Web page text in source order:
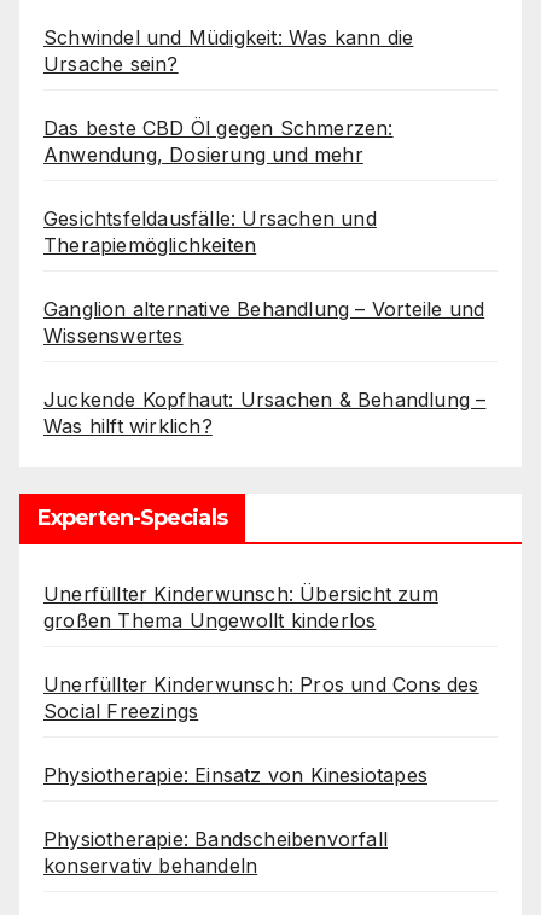
Schwindel und Müdigkeit: Was kann die
Ursache sein?
Das beste CBD Öl gegen Schmerzen:
Anwendung, Dosierung und mehr
Gesichtsfeldausfälle: Ursachen und
Therapiemöglichkeiten
Ganglion alternative Behandlung – Vorteile und
Wissenswertes
Juckende Kopfhaut: Ursachen & Behandlung –
Was hilft wirklich?
Experten-Specials
Unerfüllter Kinderwunsch: Übersicht zum
großen Thema Ungewollt kinderlos
Unerfüllter Kinderwunsch: Pros und Cons des
Social Freezings
Physiotherapie: Einsatz von Kinesiotapes
Physiotherapie: Bandscheibenvorfall
konservativ behandeln